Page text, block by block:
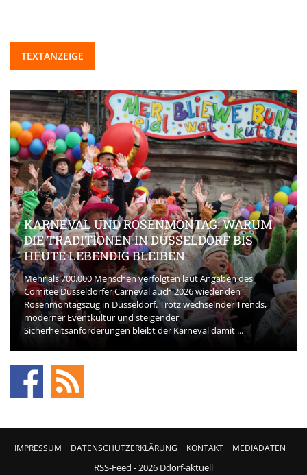
TEXTANZEIGE
KARNEVAL UND ROSENMONTAG: WARUM
DIE TRADITIONEN IN DÜSSELDORF BIS
HEUTE LEBENDIG BLEIBEN
Mehr als 700.000 Menschen verfolgten laut Angaben des
Comitee Düsseldorfer Carneval auch 2026 wieder den
Rosenmontagszug in Düsseldorf. Trotz wechselnder Trends,
moderner Eventkultur und steigender
Sicherheitsanforderungen bleibt der Karneval damit ...
IMPRESSUM DATENSCHUTZERKLÄRUNG KONTAKT MEDIADATEN
RSS-Feed - 2026 Ddorf-aktuell